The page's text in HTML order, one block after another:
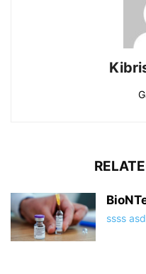
ssss asd